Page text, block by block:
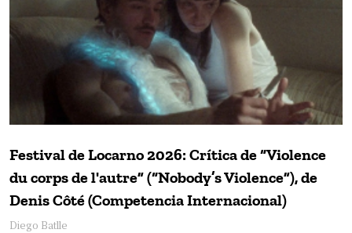
Festival de Locarno 2026: Crítica de “Violence
du corps de l'autre” (“Nobody’s Violence”), de
Denis Côté (Competencia Internacional)
Diego Batlle